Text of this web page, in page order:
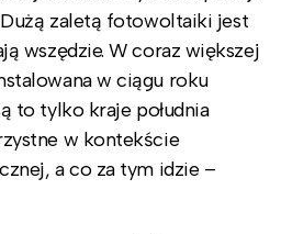
zaletą fotowoltaiki jest
wszędzie. W coraz większej
w ciągu roku
to tylko kraje południa
w kontekście
a co za tym idzie –